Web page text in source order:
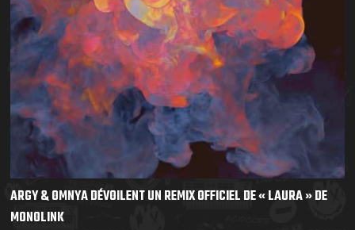
ARGY & OMNYA DÉVOILENT UN REMIX OFFICIEL DE « LAURA » DE
MONOLINK